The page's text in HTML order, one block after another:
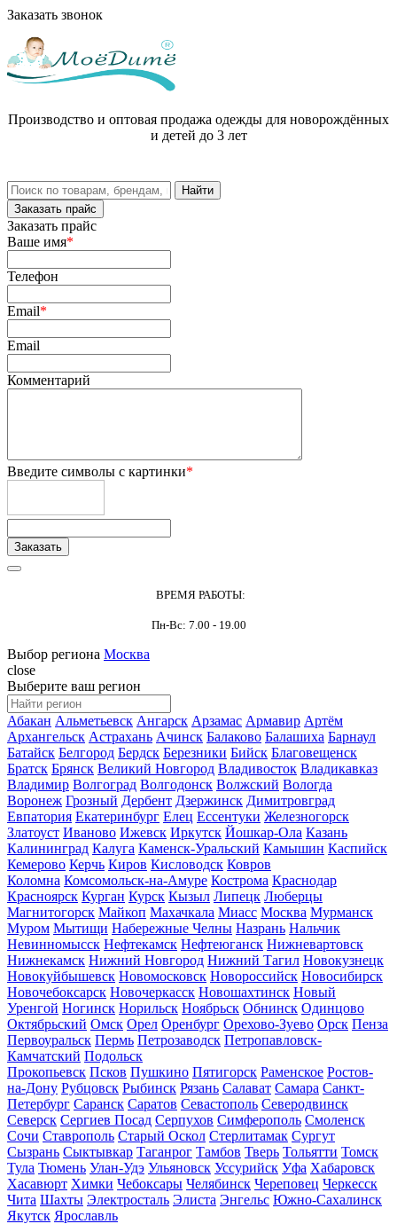
Заказать звонок
Производство и оптовая продажа одежды для новорождённых
и детей до 3 лет
Заказать прайс
Заказать прайс
Ваше имя*
Телефон
Email*
Email
Комментарий
Введите символы с картинки*
ВРЕМЯ РАБОТЫ:
Пн-Вс: 7.00 - 19.00
Выбор региона Москва
close
Выберите ваш регион
Абакан Альметьевск Ангарск Арзамас Армавир Артём
Архангельск Астрахань Ачинск Балаково Балашиха Барнаул
Батайск Белгород Бердск Березники Бийск Благовещенск
Братск Брянск Великий Новгород Владивосток Владикавказ
Владимир Волгоград Волгодонск Волжский Вологда
Воронеж Грозный Дербент Дзержинск Димитровград
Евпатория Екатеринбург Елец Ессентуки Железногорск
Златоуст Иваново Ижевск Иркутск Йошкар-Ола Казань
Калининград Калуга Каменск-Уральский Камышин Каспийск
Кемерово Керчь Киров Кисловодск Ковров
Коломна Комсомольск-на-Амуре Кострома Краснодар
Красноярск Курган Курск Кызыл Липецк Люберцы
Магнитогорск Майкоп Махачкала Миасс Москва Мурманск
Муром Мытищи Набережные Челны Назрань Нальчик
Невинномысск Нефтекамск Нефтеюганск Нижневартовск
Нижнекамск Нижний Новгород Нижний Тагил Новокузнецк
Новокуйбышевск Новомосковск Новороссийск Новосибирск
Новочебоксарск Новочеркасск Новошахтинск Новый
Уренгой Ногинск Норильск Ноябрьск Обнинск Одинцово
Октябрьский Омск Орел Оренбург Орехово-Зуево Орск Пенза
Первоуральск Пермь Петрозаводск Петропавловск-
Камчатский Подольск
Прокопьевск Псков Пушкино Пятигорск Раменское Ростов-
на-Дону Рубцовск Рыбинск Рязань Салават Самара Санкт-
Петербург Саранск Саратов Севастополь Северодвинск
Северск Сергиев Посад Серпухов Симферополь Смоленск
Сочи Ставрополь Старый Оскол Стерлитамак Сургут
Сызрань Сыктывкар Таганрог Тамбов Тверь Тольятти Томск
Тула Тюмень Улан-Удэ Ульяновск Уссурийск Уфа Хабаровск
Хасавюрт Химки Чебоксары Челябинск Череповец Черкесск
Чита Шахты Электросталь Элиста Энгельс Южно-Сахалинск
Якутск Ярославль